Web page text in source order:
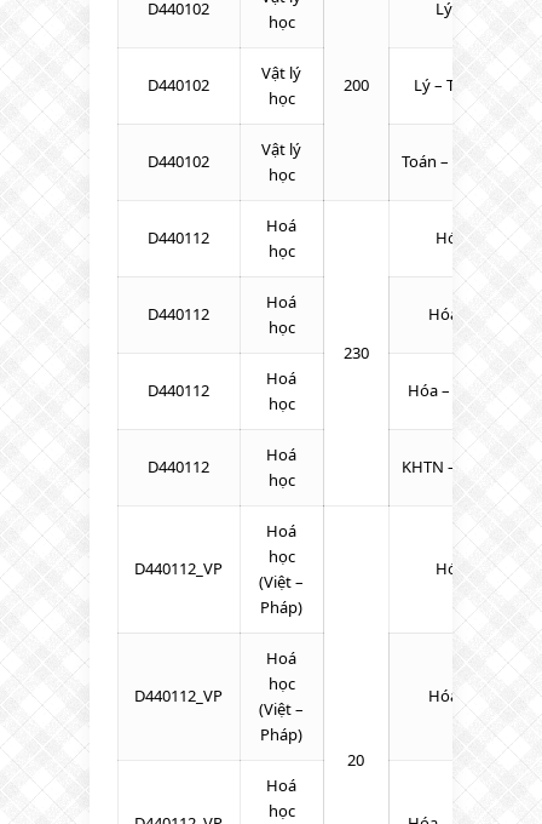
D440102
học
200
Lý – Toán –
D440102
Vật lý
học
Lý – Toán –
D440102
Vật lý
học
Toán – KHTN –
D440112
Hoá
học
230
Hóa – Lý –
D440112
Hoá
học
Hóa – Sinh –
D440112
Hoá
học
Hóa – Toán –
D440112
Hoá
học
KHTN – Toán –
D440112_VP
Hoá
học
(Việt –
Pháp)
20
Hóa – Lý –
D440112_VP
Hoá
học
(Việt –
Pháp)
Hóa – Sinh –
Hoá
học